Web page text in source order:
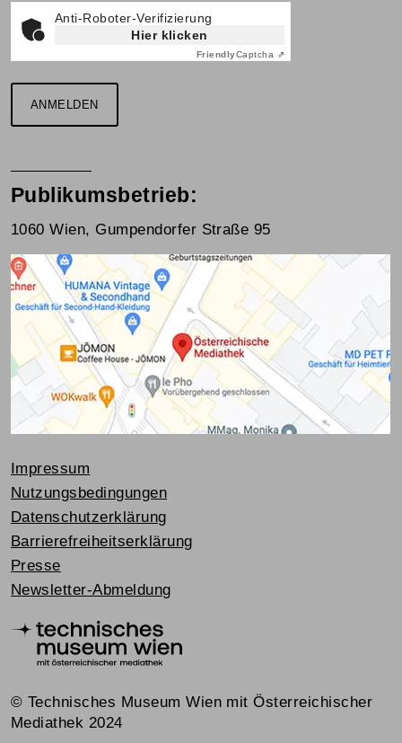
Anti-Roboter-Verifizierung
Hier klicken
FriendlyCaptcha ⇗
ANMELDEN
Publikumsbetrieb:
1060 Wien, Gumpendorfer Straße 95
Impressum
Nutzungsbedingungen
Datenschutzerklärung
Barrierefreiheitserklärung
Presse
Newsletter-Abmeldung
© Technisches Museum Wien mit Österreichischer
Mediathek 2024